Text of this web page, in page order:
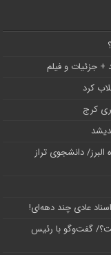
جزئیات و فیلم
دانشجوی تراز
عادی چند‌ دهه‌ای!
گفت‌وگو با رئیس